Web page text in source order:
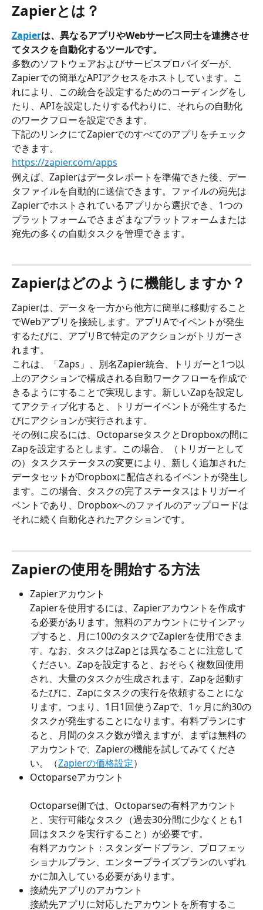
Zapierとは？
Zapierは、異なるアプリやWebサービス同士を連携させ
てタスクを自動化するツールです。
多数のソフトウェアおよびサービスプロバイダーが、
Zapierでの簡単なAPIアクセスをホストしています。こ
れにより、この統合を設定するためのコーディングをし
たり、APIを設定したりする代わりに、それらの自動化
のワークフローを設定できます。
下記のリンクにてZapierでのすべてのアプリをチェック
できます。
https://zapier.com/apps
例えば、Zapierはデータレポートを準備できた後、デー
タファイルを自動的に送信できます。ファイルの宛先は
Zapierでホストされているアプリから選択でき、1つの
プラットフォームでさまざまなプラットフォームまたは
宛先の多くの自動タスクを管理できます。
Zapierはどのように機能しますか？
Zapierは、データを一方から他方に簡単に移動すること
でWebアプリを接続します。アプリAでイベントが発生
するたびに、アプリBで特定のアクションがトリガーさ
れます。
これは、「Zaps」、別名Zapier統合、トリガーと1つ以
上のアクションで構成される自動ワークフローを作成で
きるようにすることで実現します。新しいZapを設定し
てアクティブ化すると、トリガーイベントが発生するた
びにアクションが実行されます。
その例に戻るには、OctoparseタスクとDropboxの間に
Zapを設定するとします。この場合、（トリガーとして
の）タスクステータスの変更により、新しく追加された
データセットがDropboxに配信されるイベントが発生し
ます。この場合、タスクの完了ステータスはトリガーイ
ベントであり、Dropboxへのファイルのアップロードは
それに続く自動化されたアクションです。
Zapierの使用を開始する方法
Zapierアカウント
Zapierを使用するには、Zapierアカウントを作成す
る必要があります。無料のアカウントにサインアッ
プすると、月に100のタスクでZapierを使用できま
す。なお、タスクはZapとは異なることに注意して
ください。Zapを設定すると、おそらく複数回使用
され、大量のタスクが生成されます。Zapを起動す
るたびに、Zapにタスクの実行を依頼することにな
ります。つまり、1日1回使うZapで、1ヶ月に約30の
タスクが発生することになります。有料プランにす
ると、月間のタスク数が増えますが、まずは無料の
アカウントで、Zapierの機能を試してみてくださ
い。（Zapierの価格設定）
Octoparseアカウント
Octoparse側では、Octoparseの有料アカウント
と、実行可能なタスク（過去30分間に少なくとも1
回はタスクを実行すること）が必要です。
有料アカウント：スタンダードプラン、プロフェッ
ショナルプラン、エンタープライズプランのいずれ
かに加入している必要があります。
接続先アプリのアカウント
接続先アプリに対応したアカウントを所有するこ